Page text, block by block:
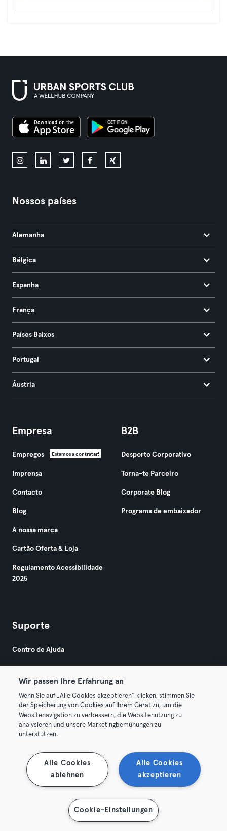
Nossos países
Alemanha
Bélgica
Espanha
França
Países Baixos
Portugal
Áustria
Empresa
Empregos Estamos a contratar!
Imprensa
Contacto
Blog
A nossa marca
Cartão Oferta & Loja
Regulamento Acessibilidade
2025
B2B
Desporto Corporativo
Torna-te Parceiro
Corporate Blog
Programa de embaixador
Suporte
Centro de Ajuda
© 2026 Urban Sports Group GmbH. All rights reserved.
Termos & Condições
Rescindir contratos aqui Cancelar contratos aqui
Wir passen Ihre Erfahrung an
Wenn Sie auf „Alle Cookies akzeptieren“ klicken, stimmen Sie
der Speicherung von Cookies auf Ihrem Gerät zu, um die
Websitenavigation zu verbessern, die Websitenutzung zu
analysieren und unsere Marketingbemühungen zu
unterstützen.
Alle Cookies
akzeptieren
Alle Cookies
ablehnen
Cookie-Einstellungen